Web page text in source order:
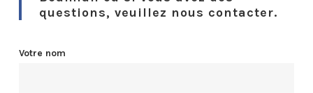
questions, veuillez nous contacter.
Votre nom